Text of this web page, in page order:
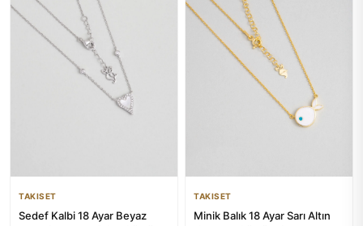
TAKISET
Sedef Kalbi 18 Ayar Beyaz
TAKISET
Minik Balık 18 Ayar Sarı Altın